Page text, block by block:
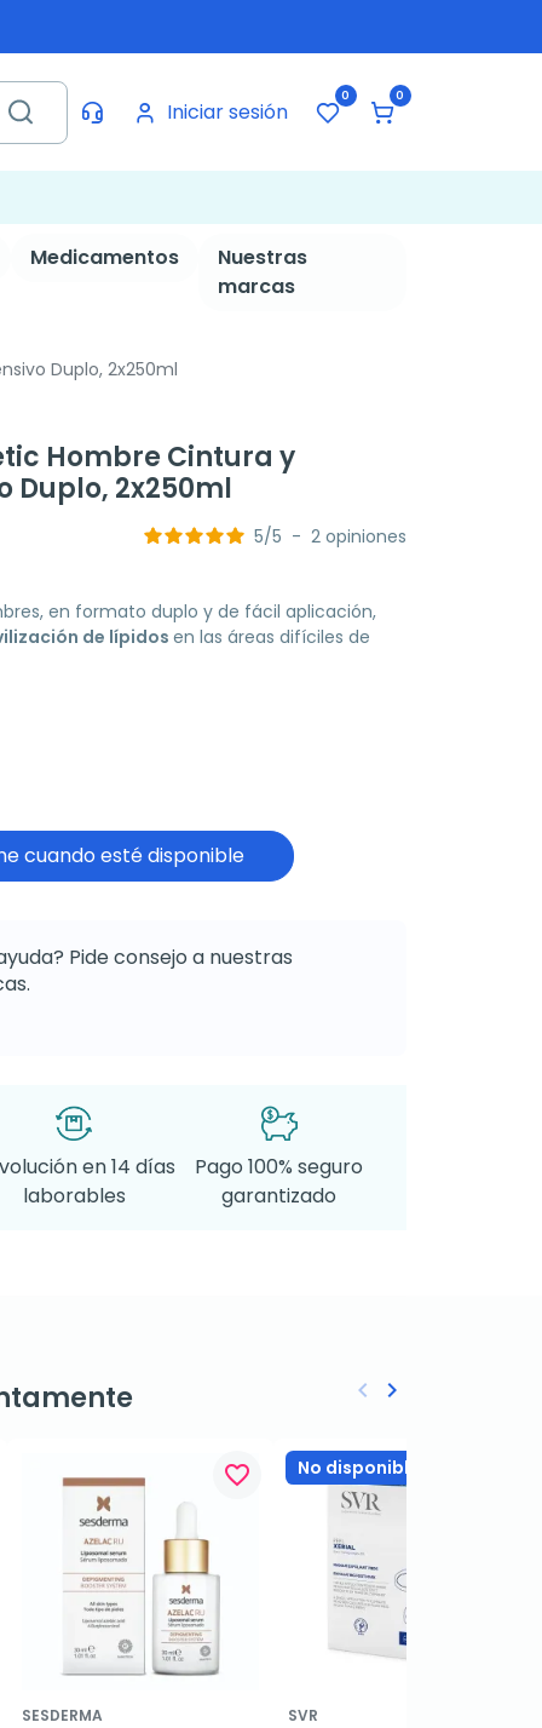
Iniciar sesión
0 0
Medicamentos
Nuestras
marcas
Duplo, 2x250ml
Hombre Cintura y
Duplo, 2x250ml
5/5 - 2 opiniones
en formato duplo y de fácil aplicación,
de lípidos en las áreas difíciles de
cuando esté disponible
Pide consejo a nuestras
en 14 días
laborables
Pago 100% seguro
garantizado
favorite_border
SESDERMA
No disponible
SVR
Anterior
keyboard_arrow_left Siguiente
keyboard_arrow_right